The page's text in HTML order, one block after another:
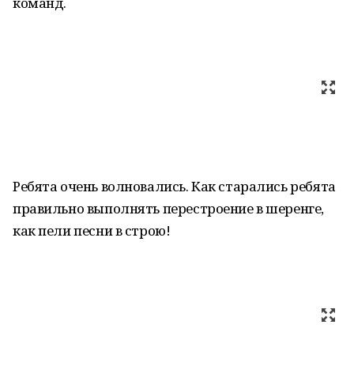
Ребята очень волновались. Как старались ребята
правильно выполнять перестроение в шеренге,
как пели песни в строю!